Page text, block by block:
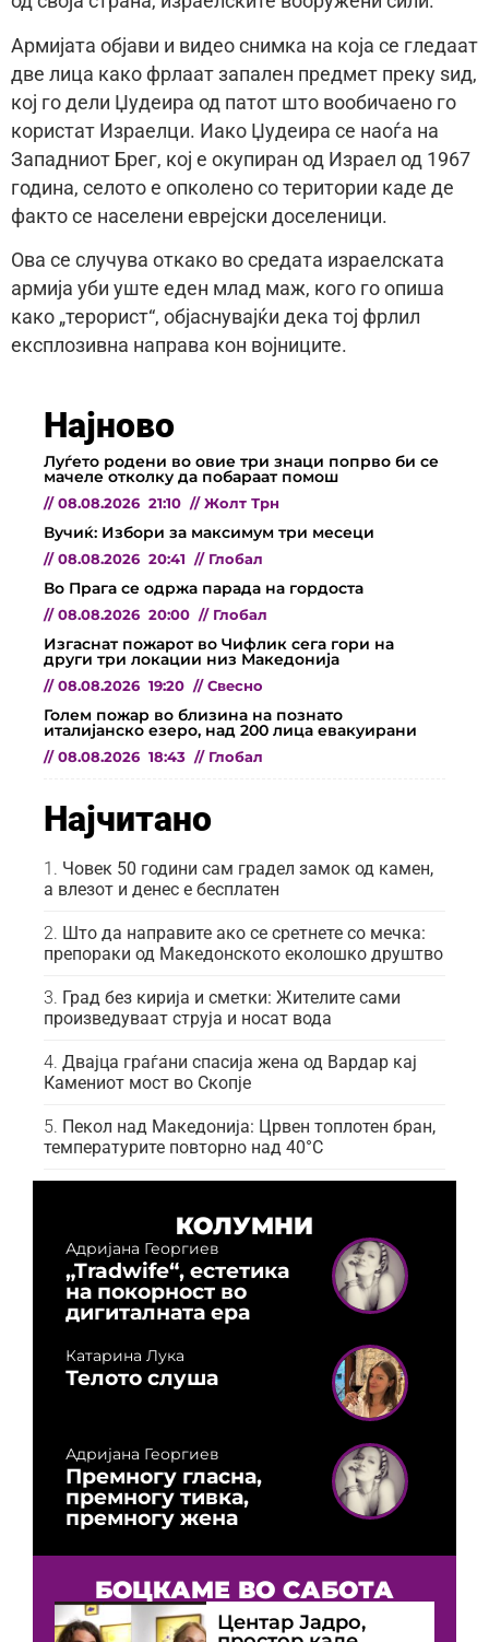
Армијата објави и видео снимка на која се гледаат
две лица како фрлаат запален предмет преку ѕид,
кој го дели Џудеира од патот што вообичаено го
користат Израелци. Иако Џудеира се наоѓа на
Западниот Брег, кој е окупиран од Израел од 1967
година, селото е опколено со територии каде де
факто се населени еврејски доселеници.
Ова се случува откако во средата израелската
армија уби уште еден млад маж, кого го опиша
како „терорист“, објаснувајќи дека тој фрлил
експлозивна направа кон војниците.
Најново
Луѓето родени во овие три знаци попрво би се
мачеле отколку да побараат помош
// 08.08.2026 21:10 // Жолт Трн
Вучиќ: Избори за максимум три месеци
// 08.08.2026 20:41 // Глобал
Во Прага се одржа парада на гордоста
// 08.08.2026 20:00 // Глобал
Изгаснат пожарот во Чифлик сега гори на
други три локации низ Македонија
// 08.08.2026 19:20 // Свесно
Голем пожар во близина на познато
италијанско езеро, над 200 лица евакуирани
// 08.08.2026 18:43 // Глобал
Најчитано
Човек 50 години сам градел замок од камен,
а влезот и денес е бесплатен
Што да направите ако се сретнете со мечка:
препораки од Македонското еколошко друштво
Град без кирија и сметки: Жителите сами
произведуваат струја и носат вода
Двајца граѓани спасија жена од Вардар кај
Камениот мост во Скопје
Пекол над Македонија: Црвен топлотен бран,
температурите повторно над 40°C
КОЛУМНИ
Адријана Георгиев
„Tradwife“, естетика
на покорност во
дигиталната ера
Катарина Лука
Телото слуша
Адријана Георгиев
Премногу гласна,
премногу тивка,
премногу жена
БОЦКАМЕ ВО САБОТА
Центар Јадро,